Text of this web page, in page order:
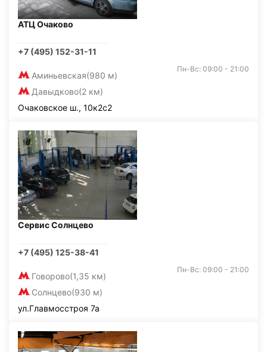
АТЦ Очаково
+7 (495) 152-31-11
Аминьевская(980 м)
Давыдково(2 км)
Пн-Вс: 09:00 - 21:00
Очаковское ш., 10к2с2
Сервис Солнцево
+7 (495) 125-38-41
Говорово(1,35 км)
Солнцево(930 м)
Пн-Вс: 09:00 - 21:00
ул.Главмосстроя 7а